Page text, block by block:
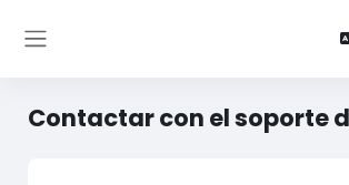
Contactar con el soporte